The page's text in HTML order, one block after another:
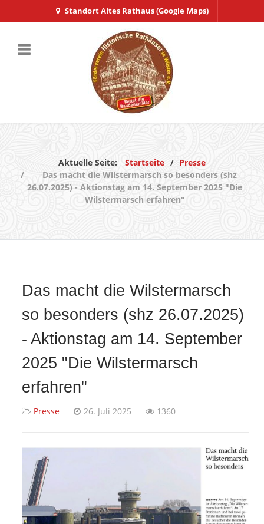
Standort Altes Rathaus (Google Maps)
Aktuelle Seite: Startseite
Presse
Das macht die Wilstermarsch so besonders (shz
26.07.2025) - Aktionstag am 14. September 2025 "Die
Wilstermarsch erfahren"
Das macht die Wilstermarsch
so besonders (shz 26.07.2025)
- Aktionstag am 14. September
2025 "Die Wilstermarsch
erfahren"
Presse 26. Juli 2025 1360